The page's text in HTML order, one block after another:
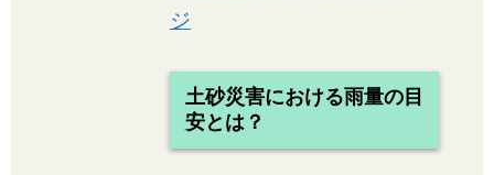
ジ
土砂災害における雨量の目
安とは？